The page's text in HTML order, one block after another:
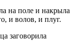
на поле и накрыла
и волов, и плуг.
заговорила